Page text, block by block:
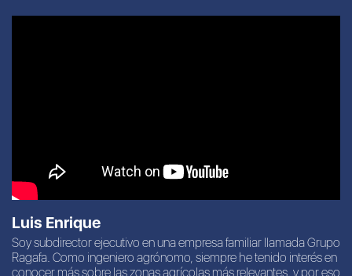
Luis Enrique
Soy subdirector ejecutivo en una empresa familiar llamada Grupo
Ragafa. Como ingeniero agrónomo, siempre he tenido interés en
conocer más sobre las zonas agrícolas más relevantes, y por eso